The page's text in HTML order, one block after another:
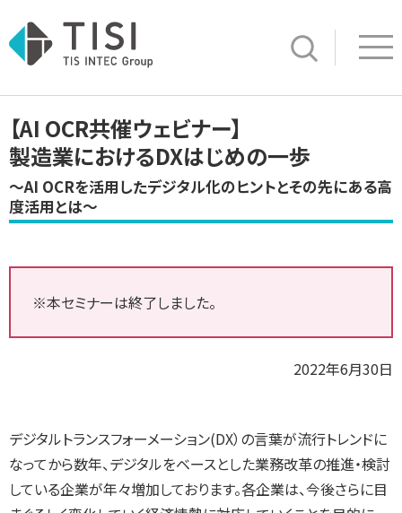
サイト内検索
【AI OCR共催ウェビナー】
製造業におけるDXはじめの一歩
～AI OCRを活用したデジタル化のヒントとその先にある高
度活用とは～
※本セミナーは終了しました。
2022年6月30日
デジタルトランスフォーメーション(DX）の言葉が流行トレンドに
なってから数年、デジタルをベースとした業務改革の推進・検討
している企業が年々増加しております。各企業は、今後さらに目